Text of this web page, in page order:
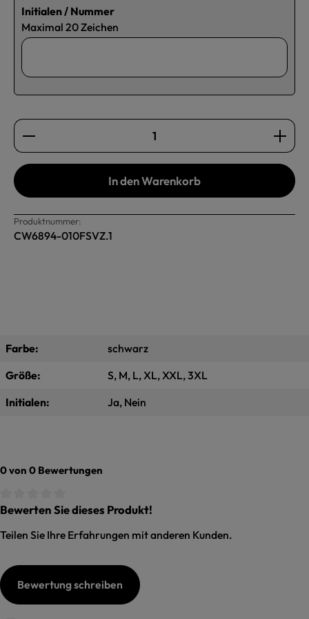
Initialen / Nummer
Maximal 20 Zeichen
Produkt Anzahl: Gib den gewünschten Wert ein
In den Warenkorb
Produktnummer:
CW6894-010FSVZ.1
Farbe:
schwarz
Größe:
S, M, L, XL, XXL, 3XL
Initialen:
Ja, Nein
0 von 0 Bewertungen
Durchschnittliche Bewertung von 0 von 5 Sternen
Bewerten Sie dieses Produkt!
Teilen Sie Ihre Erfahrungen mit anderen Kunden.
Bewertung schreiben